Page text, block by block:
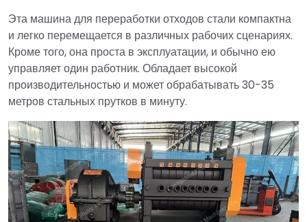
Эта машина для переработки отходов стали компактна
и легко перемещается в различных рабочих сценариях.
Кроме того, она проста в эксплуатации, и обычно ею
управляет один работник. Обладает высокой
производительностью и может обрабатывать 30-35
метров стальных прутков в минуту.